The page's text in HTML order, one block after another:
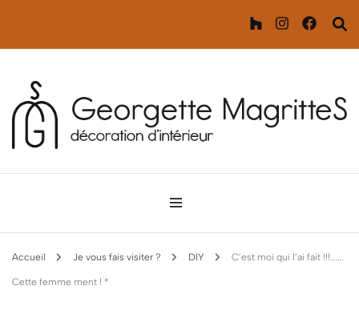
Georgette MagritteS
Décoration d'intérieur
Accueil Je vous fais visiter ? DIY C’est moi qui l’ai fait !!!…….
Cette femme ment ! *